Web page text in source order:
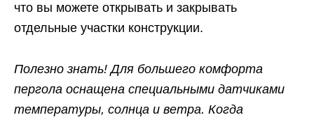
что вы можете открывать и закрывать
отдельные участки конструкции.
Полезно знать! Для большего комфорта
пергола оснащена специальными датчиками
температуры, солнца и ветра. Когда